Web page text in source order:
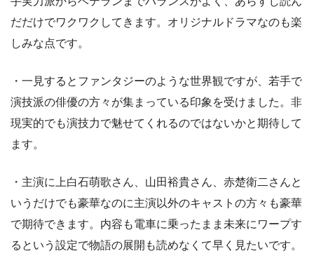
だだけでワクワクしてきます。オリジナルドラマなのも楽
しみな点です。
・一見するとファンタジーのような世界観ですが、若手で
演技派の俳優の方々が集まっている印象を受けました。非
現実的でも演技力で魅せてくれるのではないかと期待して
ます。
・主演に上白石萌歌さん、山田裕貴さん、赤楚衛二さんと
いうだけでも豪華なのに主演以外のキャストの方々も豪華
で期待できます。内容も電車に乗ったまま未来にワープす
るという設定で物語の展開も読めなくて早く見たいです。